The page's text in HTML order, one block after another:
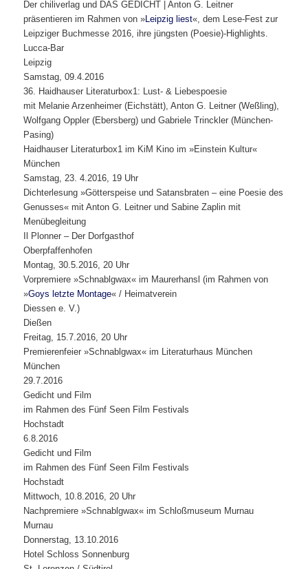
Der chiliverlag und DAS GEDICHT | Anton G. Leitner
präsentieren im Rahmen von »Leipzig liest«, dem Lese-Fest zur
Leipziger Buchmesse 2016, ihre jüngsten (Poesie)-Highlights.
Lucca-Bar
Leipzig
Samstag, 09.4.2016
36. Haidhauser Literaturbox1: Lust- & Liebespoesie
mit Melanie Arzenheimer (Eichstätt), Anton G. Leitner (Weßling),
Wolfgang Oppler (Ebersberg) und Gabriele Trinckler (München-
Pasing)
Haidhauser Literaturbox1 im KiM Kino im »Einstein Kultur«
München
Samstag, 23. 4.2016, 19 Uhr
Dichterlesung »Götterspeise und Satansbraten – eine Poesie des
Genusses« mit Anton G. Leitner und Sabine Zaplin mit
Menübegleitung
Il Plonner – Der Dorfgasthof
Oberpfaffenhofen
Montag, 30.5.2016, 20 Uhr
Vorpremiere »Schnablgwax« im Maurerhansl (im Rahmen von
»Goys letzte Montage« / Heimatverein
Diessen e. V.)
Dießen
Freitag, 15.7.2016, 20 Uhr
Premierenfeier »Schnablgwax« im Literaturhaus München
München
29.7.2016
Gedicht und Film
im Rahmen des Fünf Seen Film Festivals
Hochstadt
6.8.2016
Gedicht und Film
im Rahmen des Fünf Seen Film Festivals
Hochstadt
Mittwoch, 10.8.2016, 20 Uhr
Nachpremiere »Schnablgwax« im Schloßmuseum Murnau
Murnau
Donnerstag, 13.10.2016
Hotel Schloss Sonnenburg